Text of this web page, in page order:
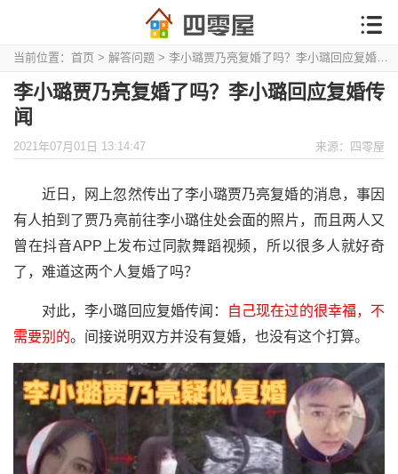
当前位置： 首页 > 解答问题 > 李小璐贾乃亮复婚了吗？李小璐回应复婚传闻
李小璐贾乃亮复婚了吗？李小璐回应复婚传
闻
2021年07月01日 13:14:47 来源：四零屋
近日，网上忽然传出了李小璐贾乃亮复婚的消息，事因
有人拍到了贾乃亮前往李小璐住处会面的照片，而且两人又
曾在抖音APP上发布过同款舞蹈视频，所以很多人就好奇
了，难道这两个人复婚了吗？
对此，李小璐回应复婚传闻：
自己现在过的很幸福，不
需要别的。间接说明双方并没有复婚，也没有这个打算。